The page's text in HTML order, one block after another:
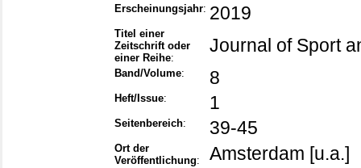
Erscheinungsjahr: 2019
Titel einer
Zeitschrift oder
einer Reihe:
Journal of Sport
Band/Volume: 8
Heft/Issue: 1
Seitenbereich: 39-45
Ort der
Veröffentlichung: Amsterdam [u.a.]